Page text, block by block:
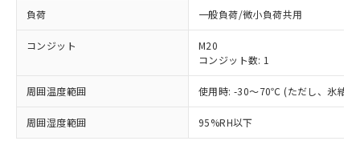
負荷 一般負荷/微小負荷共用
コンジット
M20
コンジット数: 1
周囲温度範囲 使用時: -30～70℃ (ただし、氷結し
周囲湿度範囲 95%RH以下